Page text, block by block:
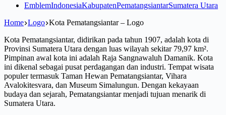
EmblemIndonesiaKabupatenPematangsiantarSumatera Utara
Home Logo Kota Pematangsiantar – Logo
Kota Pematangsiantar, didirikan pada tahun 1907, adalah kota di
Provinsi Sumatera Utara dengan luas wilayah sekitar 79,97 km².
Pimpinan awal kota ini adalah Raja Sangnawaluh Damanik. Kota
ini dikenal sebagai pusat perdagangan dan industri. Tempat wisata
populer termasuk Taman Hewan Pematangsiantar, Vihara
Avalokitesvara, dan Museum Simalungun. Dengan kekayaan
budaya dan sejarah, Pematangsiantar menjadi tujuan menarik di
Sumatera Utara.